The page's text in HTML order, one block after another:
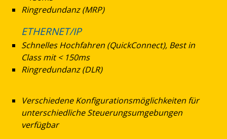
Ringredundanz (MRP)
ETHERNET/IP
Schnelles Hochfahren (QuickConnect), Best in
Class mit < 150ms
Ringredundanz (DLR)
Verschiedene Konfigurationsmöglichkeiten für
unterschiedliche Steuerungsumgebungen
verfügbar